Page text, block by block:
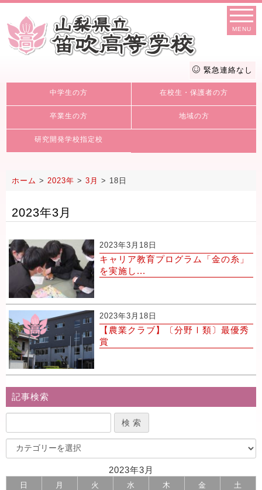
MENU
緊急連絡なし
中学生の方 在校生・保護者の方
卒業生の方 地域の方
研究開発学校指定校
ホーム > 2023年 > 3月 > 18日
2023年3月
2023年3月18日
キャリア教育プログラム「金の糸」
を実施し...
2023年3月18日
【農業クラブ】〔分野Ⅰ類〕最優秀
賞
記事検索
2023年3月
日 月 火 水 木 金 土